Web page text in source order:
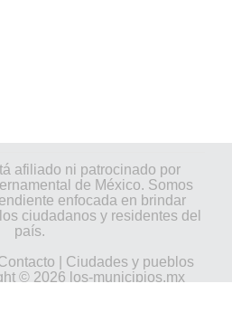
afiliado ni patrocinado por
de México. Somos
enfocada en brindar
ciudadanos y residentes del
país.
Ciudades y pueblos
© 2026 los-municipios.mx